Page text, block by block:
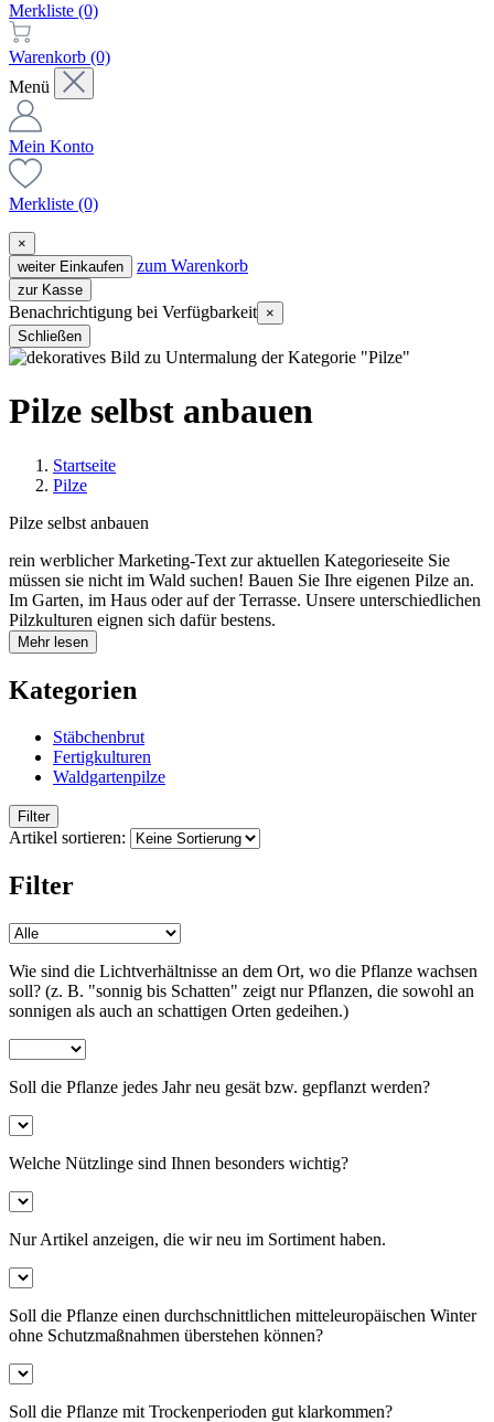
Merkliste (0)
Warenkorb (0)
Menü
Mein Konto
Merkliste (0)
×
weiter Einkaufen
zum Warenkorb
zur Kasse
Benachrichtigung bei Verfügbarkeit ×
Schließen
Pilze selbst anbauen
Startseite
Pilze
Pilze selbst anbauen
rein werblicher Marketing-Text zur aktuellen Kategorieseite Sie
müssen sie nicht im Wald suchen! Bauen Sie Ihre eigenen Pilze an.
Im Garten, im Haus oder auf der Terrasse. Unsere unterschiedlichen
Pilzkulturen eignen sich dafür bestens.
Mehr lesen
Stäbchenbrut
Fertigkulturen
Waldgartenpilze
Kategorien
Stäbchenbrut
Fertigkulturen
Waldgartenpilze
Filter
Artikel sortieren:
Filter
Wie sind die Lichtverhältnisse an dem Ort, wo die Pflanze wachsen
soll? (z. B. "sonnig bis Schatten" zeigt nur Pflanzen, die sowohl an
sonnigen als auch an schattigen Orten gedeihen.)
Soll die Pflanze jedes Jahr neu gesät bzw. gepflanzt werden?
Welche Nützlinge sind Ihnen besonders wichtig?
Nur Artikel anzeigen, die wir neu im Sortiment haben.
Soll die Pflanze einen durchschnittlichen mitteleuropäischen Winter
ohne Schutzmaßnahmen überstehen können?
Soll die Pflanze mit Trockenperioden gut klarkommen?